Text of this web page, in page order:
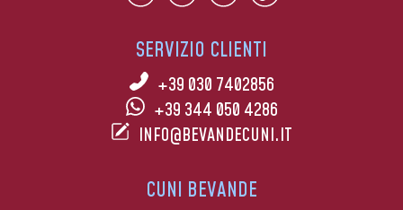
SERVIZIO CLIENTI
+39 030 7402856
+39 344 050 4286
INFO@BEVANDECUNI.IT
CUNI BEVANDE